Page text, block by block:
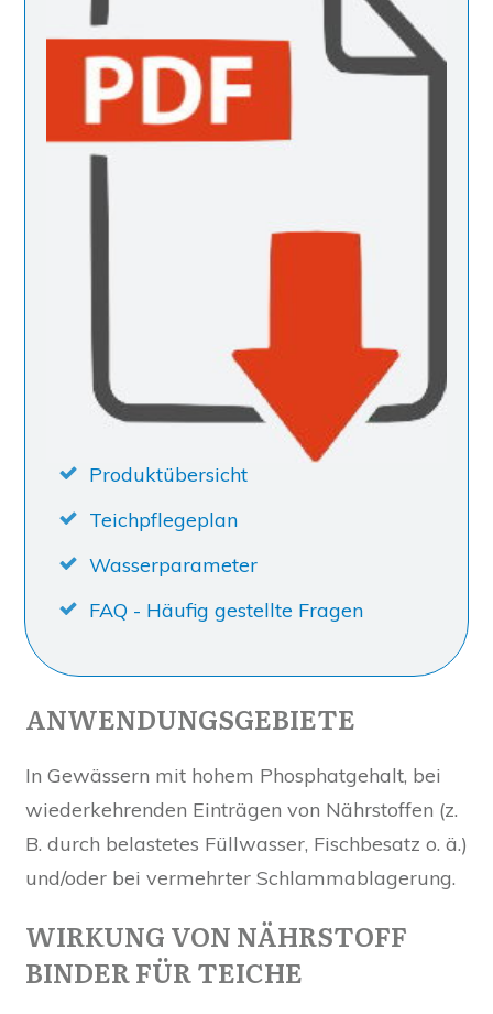
Produktübersicht
Teichpflegeplan
Wasserparameter
FAQ - Häufig gestellte Fragen
ANWENDUNGSGEBIETE
In Gewässern mit hohem Phosphatgehalt, bei
wiederkehrenden Einträgen von Nährstoffen (z.
B. durch belastetes Füllwasser, Fischbesatz o. ä.)
und/oder bei vermehrter Schlammablagerung.
WIRKUNG VON NÄHRSTOFF
BINDER FÜR TEICHE